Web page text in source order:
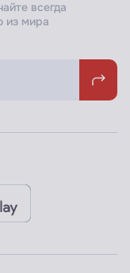
всегда
из мира